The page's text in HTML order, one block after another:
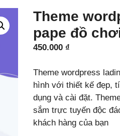
Theme
pape đồ
450.000 ₫
Theme wordpress
hình với thiết kế đẹp,
dụng và cài đặt.
sắm trực tuyến độc
khách hàng của bạn